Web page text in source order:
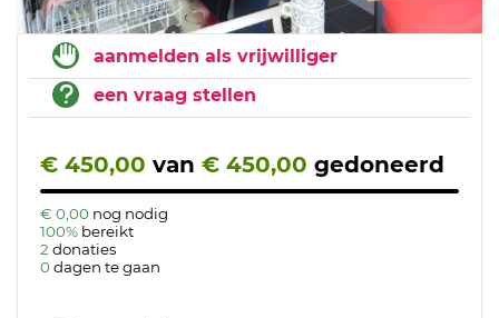
aanmelden als vrijwilliger
een vraag stellen
€ 450,00 van € 450,00 gedoneerd
€ 0,00 nog nodig
100% bereikt
2 donaties
0 dagen te gaan